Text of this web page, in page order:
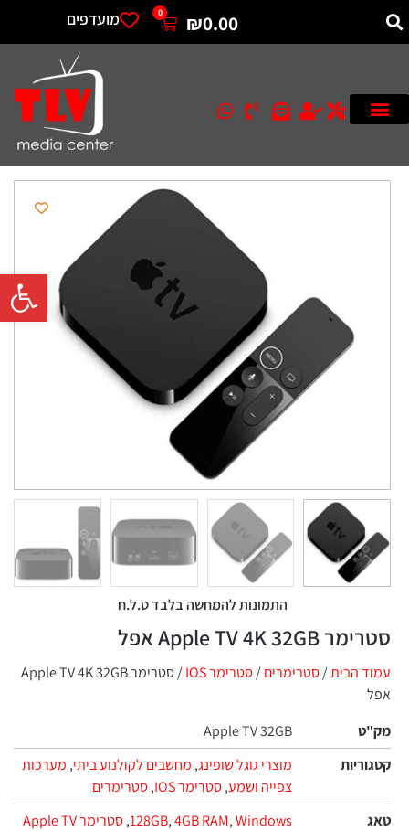
פתח
₪0.00
0 מועדפים
התמונות להמחשה בלבד ט.ל.ח
סטרימר Apple TV 4K 32GB אפל
עמוד הבית/סטרימרים/סטרימר IOS
/ סטרימר Apple TV 4K 32GB
אפל
מק"ט
Apple TV 32GB
קטגוריות
מוצרי גוגל שופינג, מחשבים לקולנוע ביתי, מערכות
צפייה ושמע,סטרימר IOS ,סטרימרים
טאג
128GB,4GB RAM,Windows
,
סטרימר Apple TV